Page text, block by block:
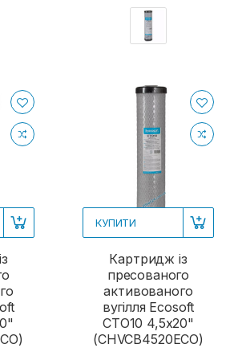
КУПИТИ
Картридж із
пресованого
активованого
вугілля Ecosoft
CTO10 4,5х20"
(CHVCB4520ECO)